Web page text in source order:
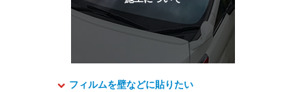
フィルムを壁などに貼りたい